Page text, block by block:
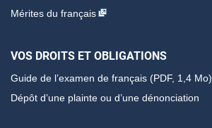
Mérites du français
VOS DROITS ET OBLIGATIONS
Guide de l’examen de français (PDF, 1,4 Mo)
Dépôt d’une plainte ou d’une dénonciation